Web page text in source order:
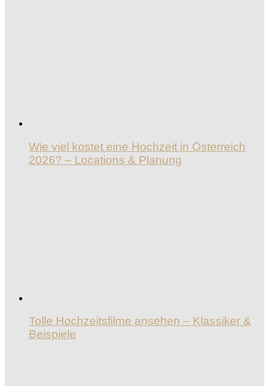
Wie viel kostet eine Hochzeit in Österreich
2026? – Locations & Planung
Tolle Hochzeitsfilme ansehen – Klassiker &
Beispiele